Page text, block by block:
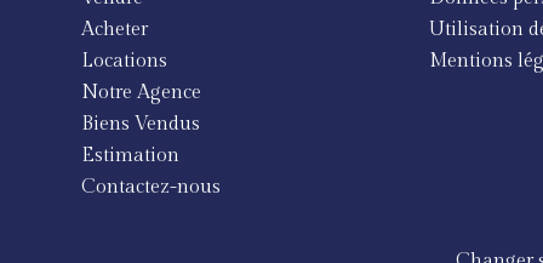
Acheter
Locations
Notre Agence
Biens Vendus
Estimation
Contactez-nous
Utilisation
Mentions